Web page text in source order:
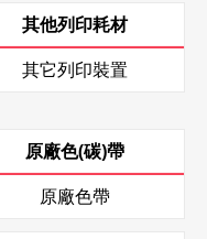
其他列印耗材
其它列印裝置
原廠色(碳)帶
原廠色帶